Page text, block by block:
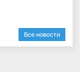
Все новости